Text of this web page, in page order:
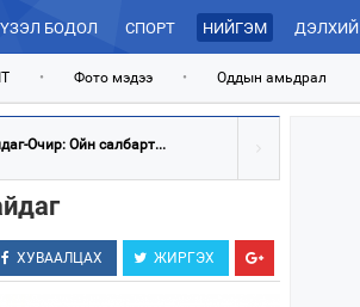
ҮЗЭЛ БОДОЛ СПОРТ НИЙГЭМ ДЭЛХИЙ
• Фото мэдээ • Оддын амьдрал
Очир: Ойн салбарт...
ХУВААЛЦАХ ЖИРГЭХ